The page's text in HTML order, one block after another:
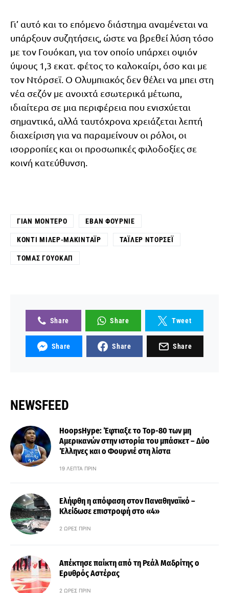
Γι’ αυτό και το επόμενο διάστημα αναμένεται να
υπάρξουν συζητήσεις, ώστε να βρεθεί λύση τόσο
με τον Γουόκαπ, για τον οποίο υπάρχει οψιόν
ύψους 1,3 εκατ. φέτος το καλοκαίρι, όσο και με
τον Ντόρσεϊ. Ο Ολυμπιακός δεν θέλει να μπει στη
νέα σεζόν με ανοιχτά εσωτερικά μέτωπα,
ιδιαίτερα σε μια περιφέρεια που ενισχύεται
σημαντικά, αλλά ταυτόχρονα χρειάζεται λεπτή
διαχείριση για να παραμείνουν οι ρόλοι, οι
ισορροπίες και οι προσωπικές φιλοδοξίες σε
κοινή κατεύθυνση.
ΓΙΑΝ ΜΟΝΤΈΡΟ ΕΒΆΝ ΦΟΥΡΝΙΈ
ΚΌΝΤΙ ΜΊΛΕΡ-ΜΑΚΙΝΤΆΙΡ ΤΆΙΛΕΡ ΝΤΌΡΣΕΪ
ΤΌΜΑΣ ΓΟΥΌΚΑΠ
Share Share Tweet
Share Share Share
NEWSFEED
HoopsHype: Έφτιαξε το Top-80 των μη
Αμερικανών στην ιστορία του μπάσκετ – Δύο
Έλληνες και ο Φουρνιέ στη λίστα
19 ΛΕΠΤΆ ΠΡΙΝ
Ελήφθη η απόφαση στον Παναθηναϊκό –
Κλείδωσε επιστροφή στο «4»
2 ΏΡΕΣ ΠΡΙΝ
Απέκτησε παίκτη από τη Ρεάλ Μαδρίτης ο
Ερυθρός Αστέρας
2 ΏΡΕΣ ΠΡΙΝ